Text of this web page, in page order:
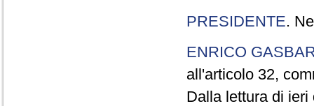
PRESIDENTE.
ENRICO
all'articolo 32,
Dalla lettura di